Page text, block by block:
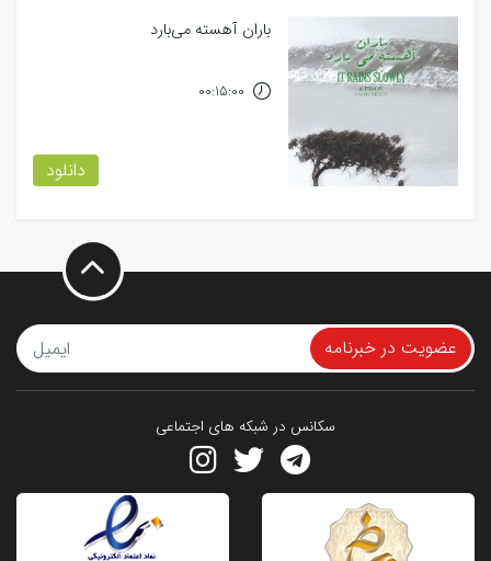
باران آهسته می‌بارد
دانلود
00:15:00
عضویت در خبرنامه
سکانس در شبکه های اجتماعی